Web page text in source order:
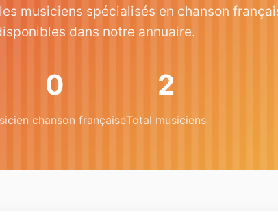
musiciens spécialisés en chanson
dans notre annuaire.
0
chanson française
2
Total musiciens